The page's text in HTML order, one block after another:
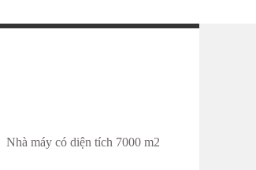
làm túi hàn đáy, xếp xen kẽ
Nhà máy có diện tích 7000 m2